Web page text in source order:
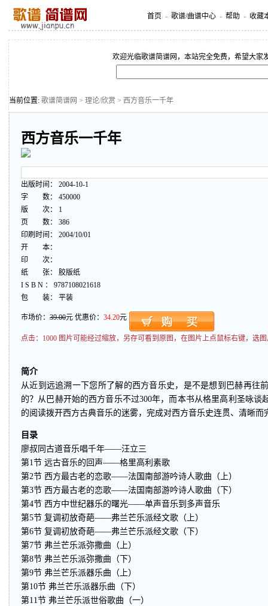
首页 - 歌谱/曲谱中心 - 帮助 - 收藏
欢迎光临歌谱简谱网，本站完全免费，希望大家
当前位置: 歌谱简谱网 > 理论/欣赏 > 西方音乐一千年
西方音乐一千年
出版时间： 2004-10-1
字 数： 450000
版 次： 1
页 数： 386
印刷时间： 2004/10/01
开 本：
印 次：
纸 张： 胶版纸
I S B N ： 9787108021618
包 装： 平装
市场价： 39.00元 优惠价： 34.20元
点击： 1000 图片可能经过缩放，另存可看到原图，在图片上点鼠标右键，选
简介
从近到远追溯一下您所了解的西方音乐史，是不是想到巴赫再往
的？从巴赫开始的西方音乐不过300年，而本书从格里高利圣咏
的阅读拨开西方古典音乐的迷雾，完成对西方音乐史连贯、清晰而
目录
廖叔同古道音乐唱千年——汪立三
第1节 远古音乐的回声——格里高利素歌
第2节 西方最古老的恋歌——法国南部游吟诗人歌曲（上）
第3节 西方最古老的恋歌——法国南部游吟诗人歌曲（下）
第4节 西方中世纪器乐的曙光——单声音乐到多声音乐
第5节 复调初放奇葩——弗兰芒乐派经文歌（上）
第6节 复调初放奇葩——弗兰芒乐派经文歌（下）
第7节 弗兰芒乐派弥撒曲（上）
第8节 弗兰芒乐派弥撒曲（下）
第9节 弗兰芒乐派器乐曲（上）
第10节 弗兰芒乐派器乐曲（下）
第11节 弗兰芒乐派世俗歌曲（一）